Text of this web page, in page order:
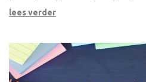
lees verder